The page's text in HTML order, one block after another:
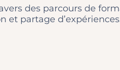
des parcours de
et partage